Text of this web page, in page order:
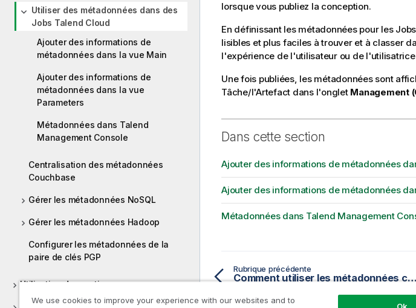
Utiliser des métadonnées dans des
Jobs Talend Cloud
Ajouter des informations de
métadonnées dans la vue Main
Ajouter des informations de
métadonnées dans la vue
Parameters
Métadonnées dans Talend
Management Console
Centralisation des métadonnées
Couchbase
Gérer les métadonnées NoSQL
Gérer les métadonnées Hadoop
Configurer les métadonnées de la
paire de clés PGP
Utilisation des routines
lorsque vous publiez la conception.
En définissant les métadonnées pour les
lisibles et plus faciles à trouver et à classer
l'expérience de l'utilisateur ou de l'utilisatrice
Une fois publiées, les métadonnées sont
Tâche/l'Artefact dans l'onglet Management
Dans cette section
Ajouter des informations de métadonnées
Ajouter des informations de métadonnées
Métadonnées dans Talend Management
Rubrique précédente
Comment utiliser les métadonnées
We use cookies to improve your experience with our websites and to